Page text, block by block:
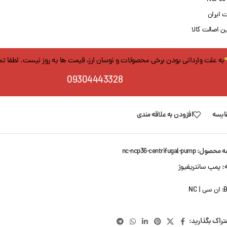
ایران
اصالت کالا
به علت وارداتی بودن برخی محصولات و نوسان ارز، قیمت ها به روز نیست. لطفا
09304443328
افزودن به علاقه مندی
محصول:nc-ncp36-centrifugal-pump
پمپ سانتریفیوژ
ان سی | NC
بگذارید: